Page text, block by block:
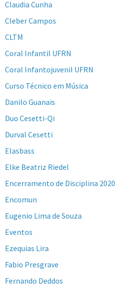
Claudia Cunha
Cleber Campos
CLTM
Coral Infantil UFRN
Coral Infantojuvenil UFRN
Curso Técnico em Música
Danilo Guanais
Duo Cesetti-Qi
Durval Cesetti
Elasbass
Elke Beatriz Riedel
Encerramento de Disciplina 2020
Encomun
Eugenio Lima de Souza
Eventos
Ezequias Lira
Fabio Presgrave
Fernando Deddos